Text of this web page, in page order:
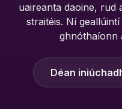
uaireanta daoine, rud
straitéis. Ní
ghnóthaíonn
Déan